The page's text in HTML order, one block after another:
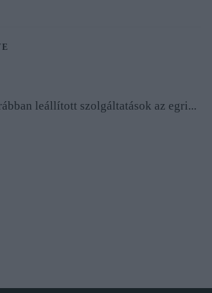
leállított szolgáltatások az egri...